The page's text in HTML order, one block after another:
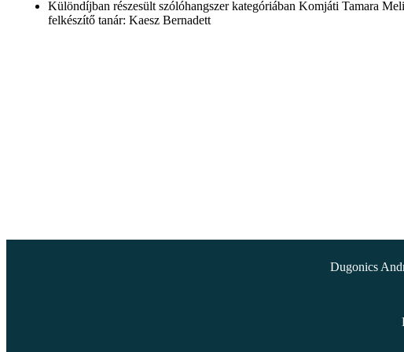
Különdíjban részesült szólóhangszer kategóriában Komjáti Tamara
felkészítő tanár: Kaesz Bernadett
Dugonics